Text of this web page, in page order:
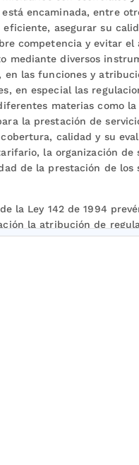
encaminada, entre
asegurar su
competencia y evitar el
mediante diversos
en las funciones y
en especial las
materias como la
la prestación de
calidad y su
la organización de
de la prestación de los
de la Ley 142 de 1994
la atribución de
a la ley y a los